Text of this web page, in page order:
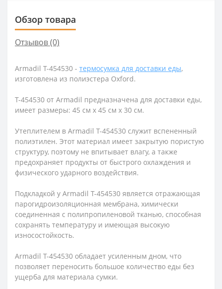
Обзор товара
Отзывов (0)
Armadil Т-454530 - термосумка для доставки еды,
изготовлена из полиэстера Oxford.
T-454530 от Armadil предназначена для доставки еды,
имеет размеры: 45 см х 45 см х 30 см.
Утеплителем в Armadil Т-454530 служит вспененный
полиэтилен. Этот материал имеет закрытую пористую
структуру, поэтому не впитывает влагу, а также
предохраняет продукты от быстрого охлаждения и
физического ударного воздействия.
Подкладкой у Armadil Т-454530 является отражающая
парогидроизоляционная мембрана, химически
соединенная с полипропиленовой тканью, способная
сохранять температуру и имеющая высокую
износостойкость.
Armadil Т-454530 обладает усиленным дном, что
позволяет переносить большое количество еды без
ущерба для материала сумки.